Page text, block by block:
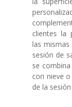
clientes la
las mismas
sesión de
se
con nieve
de la